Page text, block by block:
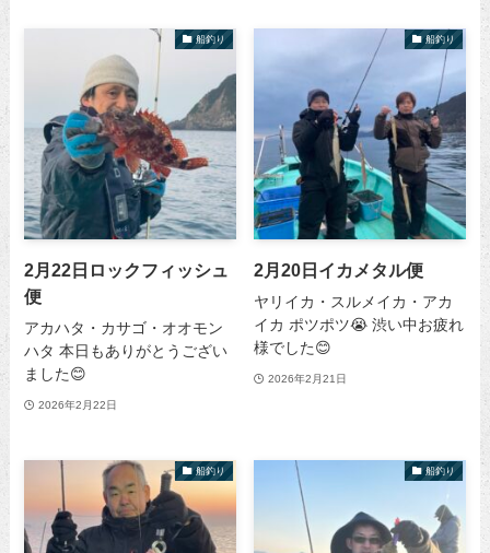
船釣り
2月22日ロックフィッシュ
便
アカハタ・カサゴ・オオモン
ハタ 本日もありがとうござい
ました😊
2026年2月22日
船釣り
2月20日イカメタル便
ヤリイカ・スルメイカ・アカ
イカ ポツポツ😭 渋い中お疲れ
様でした😊
2026年2月21日
船釣り 船釣り